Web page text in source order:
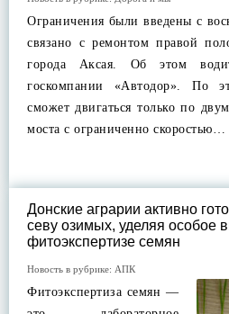
Ограничения были введены с
связано с ремонтом правой
города Аксая. Об этом
госкомпании «Автодор». По
сможет двигаться только по
моста с ограниченно скоростью…
Донские аграрии активно
севу озимых, уделяя особое
фитоэкспертизе семян
Новость в рубрике: АПК
Фитоэкспертиза семян —